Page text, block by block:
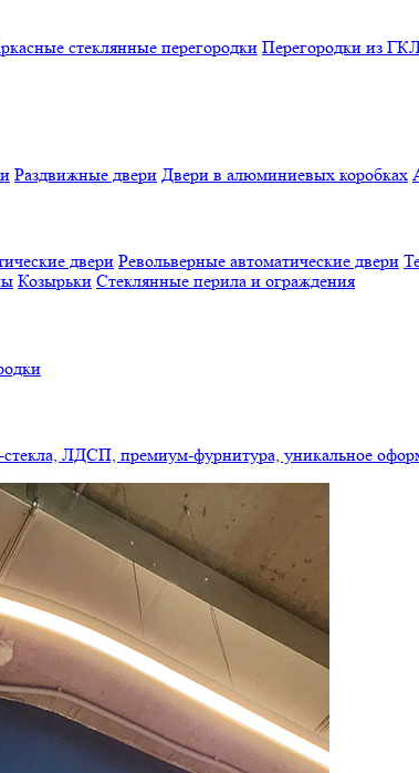
стеклянные перегородки Перегородки из
Раздвижные двери Двери в алюминиевых коробках
двери Револьверные автоматические двери
Козырьки Стеклянные перила и ограждения
ЛДСП, премиум-фурнитура, уникальное